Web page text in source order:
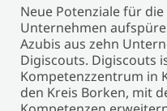
Neue Potenziale für
Unternehmen
Azubis aus zehn
Digiscouts. Digiscouts
Kompetenzzentrum in
den Kreis Borken, mit